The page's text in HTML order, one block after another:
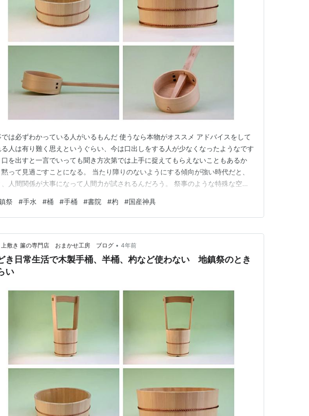
は必ずわかっている人がいるもんだ 使うなら本物がオススメ アドバイスをして
る人は有り難く思えというぐらい、今は口出しをする人が少なくなったようなです
を出すと一言でいっても聞き方次第では上手に捉えてもらえないこともあるか
黙って見過ごすことになる。 当たり障りのないようにする傾向が強い時代だと、
人間関係が大事になって人間力が試されるんだろう。 祭事のような特殊な空間
何が間違っているのか皆目検討がつかないことだらけ。 もうわからないことは検
るほうがいいかも、、、そんなときに稚拙なブログであっ…
祭 #手水 #桶 #手桶 #書院 #杓 #国産神具
上敷き 簾の専門店 おまかせ工房 ブログ • 4年前
き日常生活で木製手桶、半桶、杓など使わない 地鎮祭のとき
い